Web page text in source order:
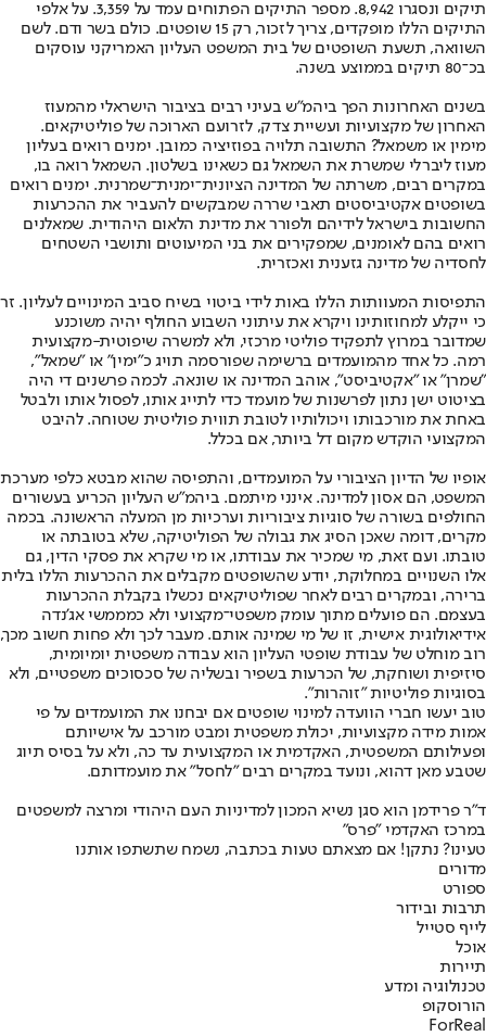
תיקים ונסגרו 8,942. מספר התיקים הפתוחים עמד על 3,359. על אלפי
התיקים הללו מופקדים, צריך לזכור, רק 15 שופטים. כולם בשר ודם. לשם
השוואה, תשעת השופטים של בית המשפט העליון האמריקני עוסקים
בכ־80 תיקים בממוצע בשנה.
בשנים האחרונות הפך ביהמ"ש בעיני רבים בציבור הישראלי מהמעוז
האחרון של מקצועיות ועשיית צדק, לזרועם הארוכה של פוליטיקאים.
מימין או משמאל? התשובה תלויה בפוזיציה כמובן. ימנים רואים בעליון
מעוז ליברלי שמשרת את השמאל גם כשאינו בשלטון. השמאל רואה בו,
במקרים רבים, משרתה של המדינה הציונית־ימנית־שמרנית. ימנים רואים
בשופטים אקטיביסטים תאבי שררה שמבקשים להעביר את ההכרעות
החשובות בישראל לידיהם ולפורר את מדינת הלאום היהודית. שמאלנים
רואים בהם לאומנים, שמפקירים את בני המיעוטים ותושבי השטחים
לחסדיה של מדינה גזענית ואכזרית.
התפיסות המעוותות הללו באות לידי ביטוי בשיח סביב המינויים לעליון. זר
כי ייקלע למחוזותינו ויקרא את עיתוני השבוע החולף יהיה משוכנע
שמדובר במרוץ לתפקיד פוליטי מרכזי, ולא למשרה שיפוטית-מקצועית
רמה. כל אחד מהמועמדים ברשימה שפורסמה תויג כ"ימין" או "שמאל",
"שמרן" או "אקטיביסט", אוהב המדינה או שונאה. לכמה פרשנים די היה
בציטוט ישן נתון לפרשנות של מועמד כדי לתייג אותו, לפסול אותו ולבטל
באחת את מורכבותו ויכולותיו לטובת תווית פוליטית שטוחה. להיבט
המקצועי הוקדש מקום דל ביותר, אם בכלל.
אופיו של הדיון הציבורי על המועמדים, והתפיסה שהוא מבטא כלפי מערכת
המשפט, הם אסון למדינה. אינני מיתמם. ביהמ"ש העליון הכריע בעשורים
החולפים בשורה של סוגיות ציבוריות וערכיות מן המעלה הראשונה. בכמה
מקרים, דומה שאכן הסיג את גבולה של הפוליטיקה, שלא בטובתה או
טובתו. ועם זאת, מי שמכיר את עבודתו, או מי שקרא את פסקי הדין, גם
אלו השנויים במחלוקת, יודע שהשופטים מקבלים את ההכרעות הללו בלית
ברירה, ובמקרים רבים לאחר שפוליטיקאים נכשלו בקבלת ההכרעות
בעצמם. הם פועלים מתוך עומק משפטי־מקצועי ולא כמממשי אג'נדה
אידיאולוגית אישית, זו של מי שמינה אותם. מעבר לכך ולא פחות חשוב מכך,
רוב מוחלט של עבודת שופטי העליון הוא עבודה משפטית יומיומית,
סיזיפית ושוחקת, של הכרעות בשפיר ובשליה של סכסוכים משפטיים, ולא
בסוגיות פוליטיות "זוהרות".
טוב יעשו חברי הוועדה למינוי שופטים אם יבחנו את המועמדים על פי
אמות מידה מקצועיות, יכולת משפטית ומבט מורכב על אישיותם
ופעילותם המשפטית, האקדמית או המקצועית עד כה, ולא על בסיס תיוג
שטבע מאן דהוא, ונועד במקרים רבים "לחסל" את מועמדותם.
ד"ר פרידמן הוא סגן נשיא המכון למדיניות העם היהודי ומרצה למשפטים
במרכז האקדמי "פרס"
טעינו? נתקן! אם מצאתם טעות בכתבה, נשמח שתשתפו אותנו
מדורים
ספורט
תרבות ובידור
לייף סטייל
אוכל
תיירות
טכנולוגיה ומדע
הורוסקופ
ForReal